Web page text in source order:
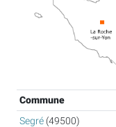
Commune
Segré (49500)